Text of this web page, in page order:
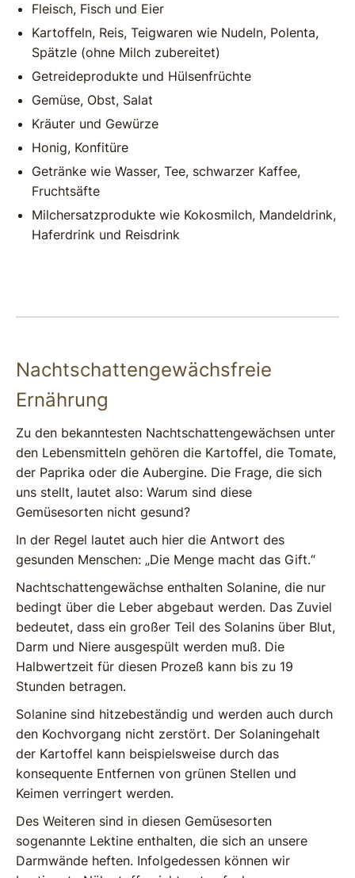
Fleisch, Fisch und Eier
Kartoffeln, Reis, Teigwaren wie Nudeln, Polenta,
Spätzle (ohne Milch zubereitet)
Getreideprodukte und Hülsenfrüchte
Gemüse, Obst, Salat
Kräuter und Gewürze
Honig, Konfitüre
Getränke wie Wasser, Tee, schwarzer Kaffee,
Fruchtsäfte
Milchersatzprodukte wie Kokosmilch, Mandeldrink,
Haferdrink und Reisdrink
Nachtschattengewächsfreie
Ernährung
Zu den bekanntesten Nachtschattengewächsen unter
den Lebensmitteln gehören die Kartoffel, die Tomate,
der Paprika oder die Aubergine. Die Frage, die sich
uns stellt, lautet also: Warum sind diese
Gemüsesorten nicht gesund?
In der Regel lautet auch hier die Antwort des
gesunden Menschen: „Die Menge macht das Gift.“
Nachtschattengewächse enthalten Solanine, die nur
bedingt über die Leber abgebaut werden. Das Zuviel
bedeutet, dass ein großer Teil des Solanins über Blut,
Darm und Niere ausgespült werden muß. Die
Halbwertzeit für diesen Prozeß kann bis zu 19
Stunden betragen.
Solanine sind hitzebeständig und werden auch durch
den Kochvorgang nicht zerstört. Der Solaningehalt
der Kartoffel kann beispielsweise durch das
konsequente Entfernen von grünen Stellen und
Keimen verringert werden.
Des Weiteren sind in diesen Gemüsesorten
sogenannte Lektine enthalten, die sich an unsere
Darmwände heften. Infolgedessen können wir